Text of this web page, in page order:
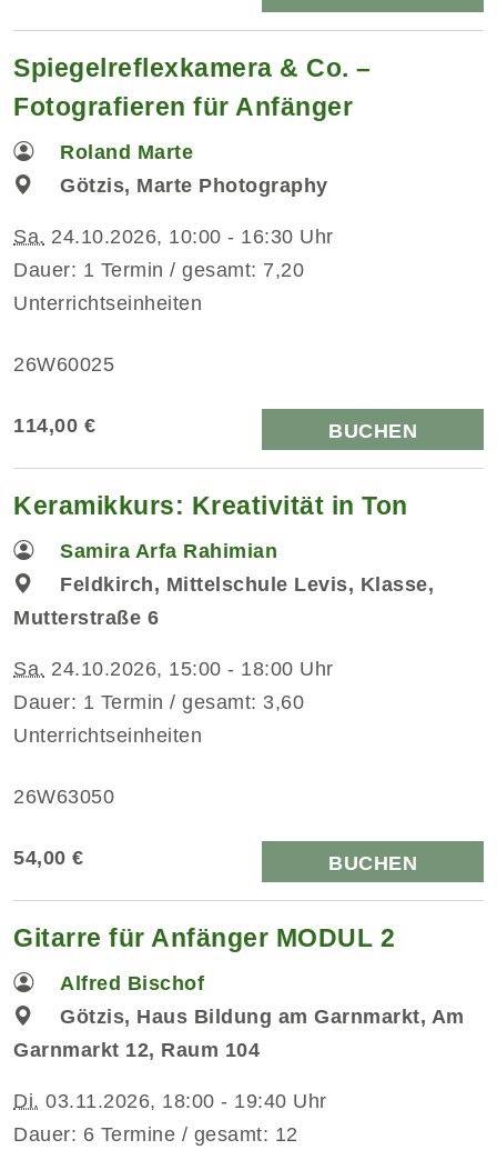
Spiegelreflexkamera & Co. –
Fotografieren für Anfänger
Roland Marte
Götzis, Marte Photography
Sa. 24.10.2026, 10:00 - 16:30 Uhr
Dauer: 1 Termin / gesamt: 7,20
Unterrichtseinheiten
26W60025
114,00 € BUCHEN
Keramikkurs: Kreativität in Ton
Samira Arfa Rahimian
Feldkirch, Mittelschule Levis, Klasse,
Mutterstraße 6
Sa. 24.10.2026, 15:00 - 18:00 Uhr
Dauer: 1 Termin / gesamt: 3,60
Unterrichtseinheiten
26W63050
54,00 € BUCHEN
Gitarre für Anfänger MODUL 2
Alfred Bischof
Götzis, Haus Bildung am Garnmarkt, Am
Garnmarkt 12, Raum 104
Di. 03.11.2026, 18:00 - 19:40 Uhr
Dauer: 6 Termine / gesamt: 12